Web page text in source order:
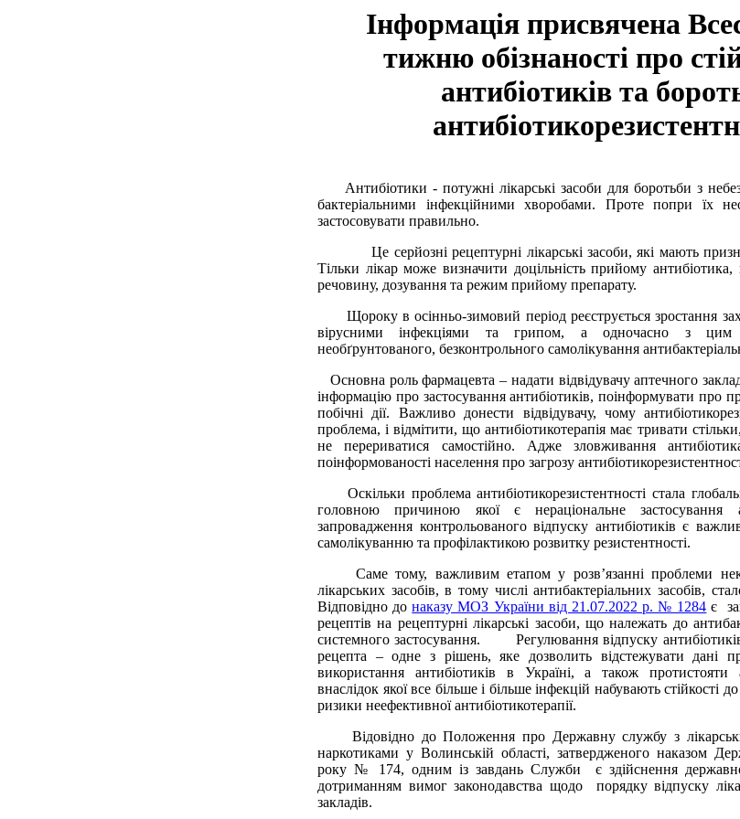
Інформація присвячена
тижню обізнаності про
антибіотиків та
Антибіотики - потужні лікарські засоби для боротьби з
бактеріальними інфекційними хворобами. Проте попри їх
застосовувати правильно.
Це серйозні рецептурні лікарські засоби, які мають
Тільки лікар може визначити доцільність прийому антибіотика,
речовину, дозування та режим прийому препарату.
Щороку в осінньо-зимовий період реєструється зростання
вірусними інфекціями та грипом, а одночасно з цим
необґрунтованого, безконтрольного самолікування
Основна роль фармацевта – надати відвідувачу аптечного
інформацію про застосування антибіотиків, поінформувати про
побічні дії. Важливо донести відвідувачу, чому
проблема, і відмітити, що антибіотикотерапія має тривати
не перериватися самостійно. Адже зловживання
поінформованості населення про загрозу
Оскільки проблема антибіотикорезистентності стала
головною причиною якої є нераціональне застосування
запровадження контрольованого відпуску антибіотиків є
самолікуванню та профілактикою розвитку резистентності.
Саме тому, важливим етапом у розв’язанні проблеми
лікарських засобів, в тому числі антибактеріальних засобів,
Відповідно донаказу МОЗ України від 21.07.2022 р. № 1284 є
рецептів на рецептурні лікарські засоби, що належать до
системного застосування. Регулювання відпуску
рецепта – одне з рішень, яке дозволить відстежувати дані
використання антибіотиків в Україні, а також протистояти
внаслідок якої все більше і більше інфекцій набувають стійкості
ризики неефективної антибіотикотерапії.
Відовідно до Положення про Державну службу з
наркотиками у Волинській області, затвердженого наказом
року № 174, одним із завдань Служби є здійснення
дотриманням вимог законодавства щодо порядку відпуску
закладів.